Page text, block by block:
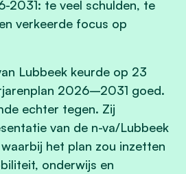
2031: te veel schulden, te
verkeerde focus op
Lubbeek keurde op 23
2026–2031 goed.
echter tegen. Zij
van de n-va/Lubbeek
het plan zou inzetten
onderwijs en